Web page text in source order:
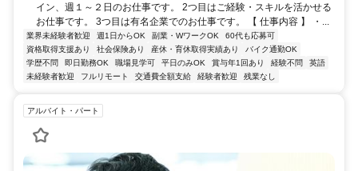
イン、週１～２日のお仕事です。 2つ目はご経験・スキルを活かせる
お仕事です。 3つ目は有名企業でのお仕事です。 【 仕事内容 】 ・...
業界未経験者歓迎 週1日からOK 副業・WワークOK
60代も応募可
資格取得支援あり
社会保険あり 産休・育休取得実績あり
バイク通勤OK
学歴不問
即日勤務OK 職場見学可 平日のみOK 賞与年1回あり 経験不問
英語
未経験者歓迎
フルリモート 交通費全額支給 経験者歓迎 残業なし
アルバイト・パート